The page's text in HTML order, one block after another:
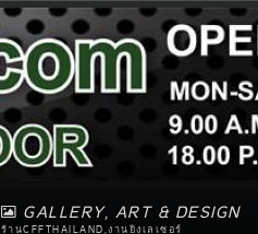
GALLERY, ART & DESIGN
ร้านCFFTHAILAND,งานยิงเลเซอร์